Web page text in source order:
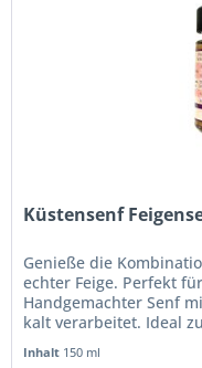
Küstensenf
Genieße die
echter Feige. Perfekt
Handgemachter Senf
kalt verarbeitet. Ideal
Inhalt 150 ml